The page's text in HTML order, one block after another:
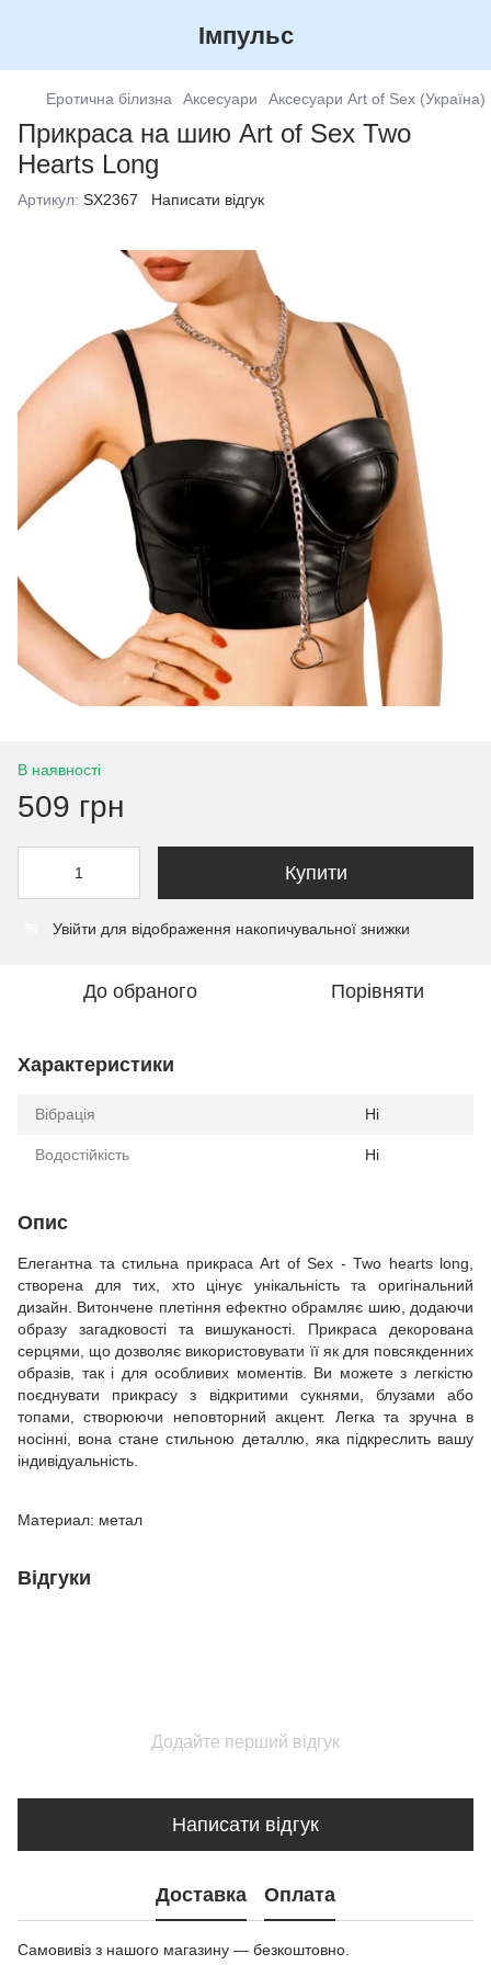
Імпульс
Еротична білизна Аксесуари Аксесуари Art of Sex (Україна)
Прикраса на шию Art of Sex Two
Hearts Long
Артикул: SX2367 Написати відгук
В наявності
509 грн
Купити
Увійти для відображення накопичувальної знижки
До обраного Порівняти
Характеристики
Вібрація Ні
Водостійкість Ні
Опис
Елегантна та стильна прикраса Art of Sex - Two hearts long,
створена для тих, хто цінує унікальність та оригінальний
дизайн. Витончене плетіння ефектно обрамляє шию, додаючи
образу загадковості та вишуканості. Прикраса декорована
серцями, що дозволяє використовувати її як для повсякденних
образів, так і для особливих моментів. Ви можете з легкістю
поєднувати прикрасу з відкритими сукнями, блузами або
топами, створюючи неповторний акцент. Легка та зручна в
носінні, вона стане стильною деталлю, яка підкреслить вашу
індивідуальність.
Материал: метал
Відгуки
Додайте перший відгук
Написати відгук
Доставка Оплата
Самовивіз з нашого магазину — безкоштовно.